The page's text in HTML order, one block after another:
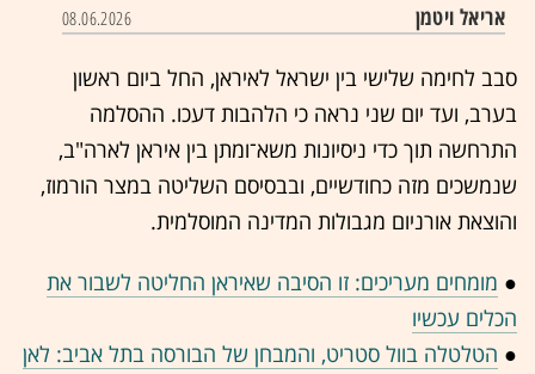
אריאל ויטמן 08.06.2026
סבב לחימה שלישי בין ישראל לאיראן, החל ביום ראשון
בערב, ועד יום שני נראה כי הלהבות דעכו. ההסלמה
התרחשה תוך כדי ניסיונות משא־ומתן בין איראן לארה"ב,
שנמשכים מזה כחודשיים, ובבסיסם השליטה במצר הורמוז,
והוצאת אורניום מגבולות המדינה המוסלמית.
● מומחים מעריכים: זו הסיבה שאיראן החליטה לשבור את
הכלים עכשיו
● הטלטלה בוול סטריט, והמבחן של הבורסה בתל אביב: לאן